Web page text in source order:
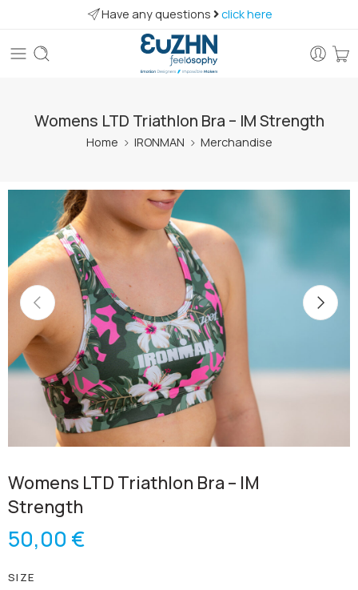
Have any questions click here
Womens LTD Triathlon Bra – IM Strength
Home IRONMAN Merchandise
Womens LTD Triathlon Bra – IM
Strength
50,00 €
SIZE